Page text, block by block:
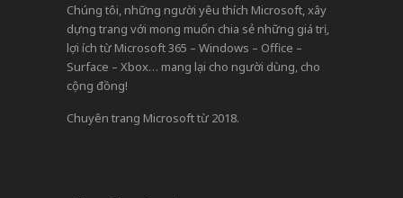
Chúng tôi, những người yêu thích Microsoft, xây
dựng trang với mong muốn chia sẻ những giá trị,
lợi ích từ Microsoft 365 – Windows – Office –
Surface – Xbox… mang lại cho người dùng, cho
cộng đồng!
Chuyên trang Microsoft từ 2018.